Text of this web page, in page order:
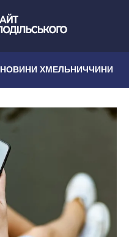
НОВИНИ ХМЕЛЬНИЧЧИНИ